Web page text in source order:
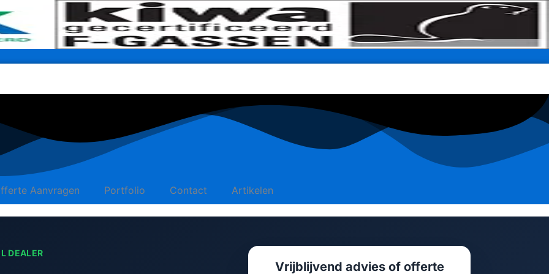
Aanvragen Portfolio Contact Artikelen
DEALER
Vrijblijvend advies of offerte